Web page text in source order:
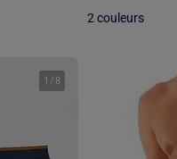
2 couleurs
1 / 8